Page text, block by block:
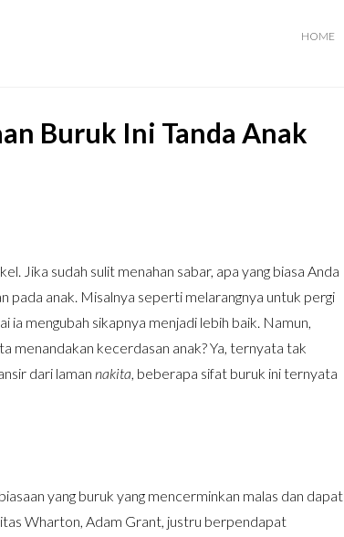
HOME
Buruk Ini Tanda Anak
Jika sudah sulit menahan sabar, apa yang biasa Anda
pada anak. Misalnya seperti melarangnya untuk pergi
ia mengubah sikapnya menjadi lebih baik. Namun,
menandakan kecerdasan anak? Ya, ternyata tak
dari laman nakita, beberapa sifat buruk ini ternyata
yang buruk yang mencerminkan malas dan dapat
Wharton, Adam Grant, justru berpendapat